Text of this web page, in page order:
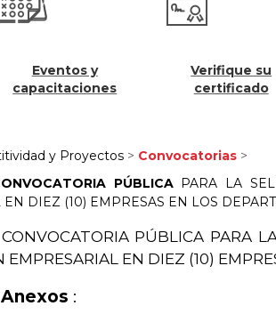
Eventos y
Verifique su
certificado
y Proyectos > Convocatorias >
PÚBLICA PARA LA
DIEZ (10) EMPRESAS EN LOS
PÚBLICA PARA
EMPRESARIAL EN DIEZ (10)
: